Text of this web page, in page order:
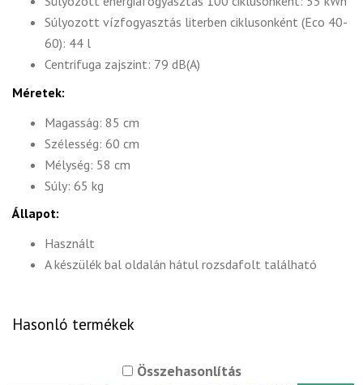
Súlyozott vízfogyasztás literben ciklusonként (Eco 40-
60): 44 l
Centrifuga zajszint: 79 dB(A)
Méretek:
Magasság: 85 cm
Szélesség: 60 cm
Mélység: 58 cm
Súly: 65 kg
Állapot:
Használt
A készülék bal oldalán hátul rozsdafolt található
Hasonló termékek
Összehasonlítás